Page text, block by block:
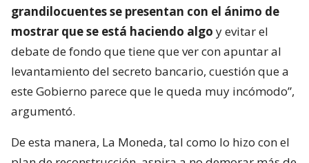
grandilocuentes se presentan con el ánimo de
mostrar que se está haciendo algo y evitar el
debate de fondo que tiene que ver con apuntar al
levantamiento del secreto bancario, cuestión que a
este Gobierno parece que le queda muy incómodo”,
argumentó.
De esta manera, La Moneda, tal como lo hizo con el